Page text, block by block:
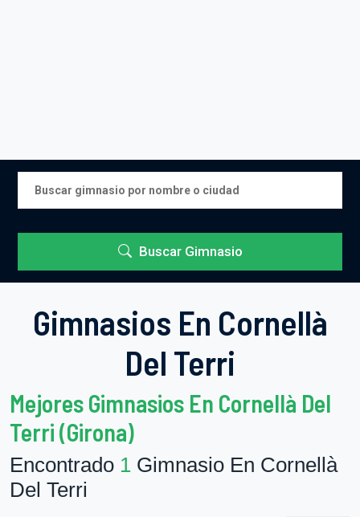
Buscar Gimnasio
Gimnasios En Cornellà
Del Terri
Mejores Gimnasios En Cornellà Del
Terri (Girona)
Encontrado 1 Gimnasio En Cornellà
Del Terri